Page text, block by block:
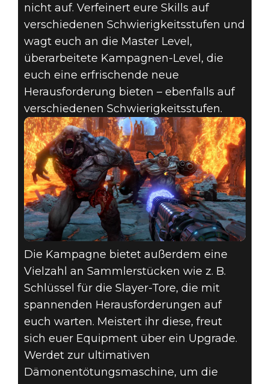
nicht auf. Verfeinert eure Skills auf
verschiedenen Schwierigkeitsstufen und
wagt euch an die Master Level,
überarbeitete Kampagnen-Level, die
euch eine erfrischende neue
Herausforderung bieten – ebenfalls auf
verschiedenen Schwierigkeitsstufen.
Die Kampagne bietet außerdem eine
Vielzahl an Sammlerstücken wie z. B.
Schlüssel für die Slayer-Tore, die mit
spannenden Herausforderungen auf
euch warten. Meistert ihr diese, freut
sich euer Equipment über ein Upgrade.
Werdet zur ultimativen
Dämonentötungsmaschine, um die